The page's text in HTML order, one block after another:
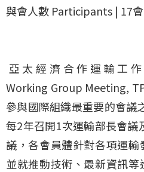
與會人數 Participants | 17
亞太經濟合作運輸工
Working Group Meeting,
參與國際組織最重要的會議
每2年召開1次運輸部長會議
議，各會員體針對各項運輸
並就推動技術、最新資訊